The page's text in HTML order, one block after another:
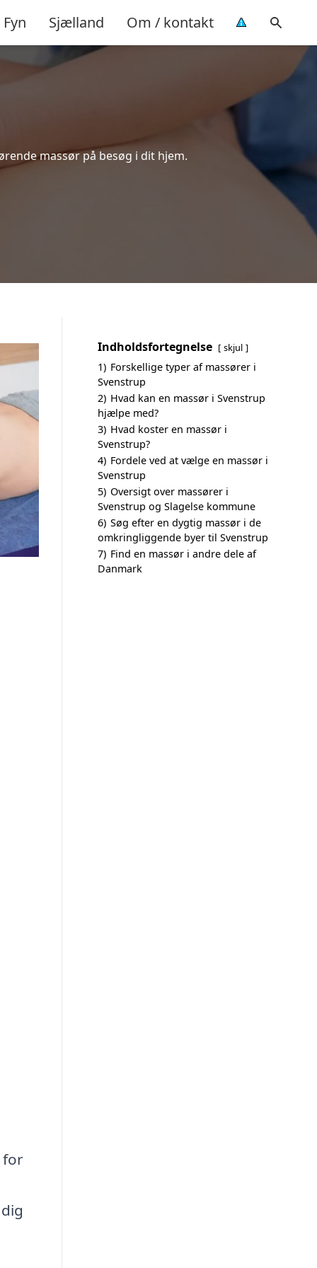
Fyn Sjælland Om / kontakt
massør på besøg i dit hjem.
for
Indholdsfortegnelse skjul
1) Forskellige typer af massører i
Svenstrup
2) Hvad kan en massør i Svenstrup
hjælpe med?
3) Hvad koster en massør i
Svenstrup?
4) Fordele ved at vælge en massør i
Svenstrup
5) Oversigt over massører i
Svenstrup og Slagelse kommune
6) Søg efter en dygtig massør i de
omkringliggende byer til Svenstrup
7) Find en massør i andre dele af
Danmark